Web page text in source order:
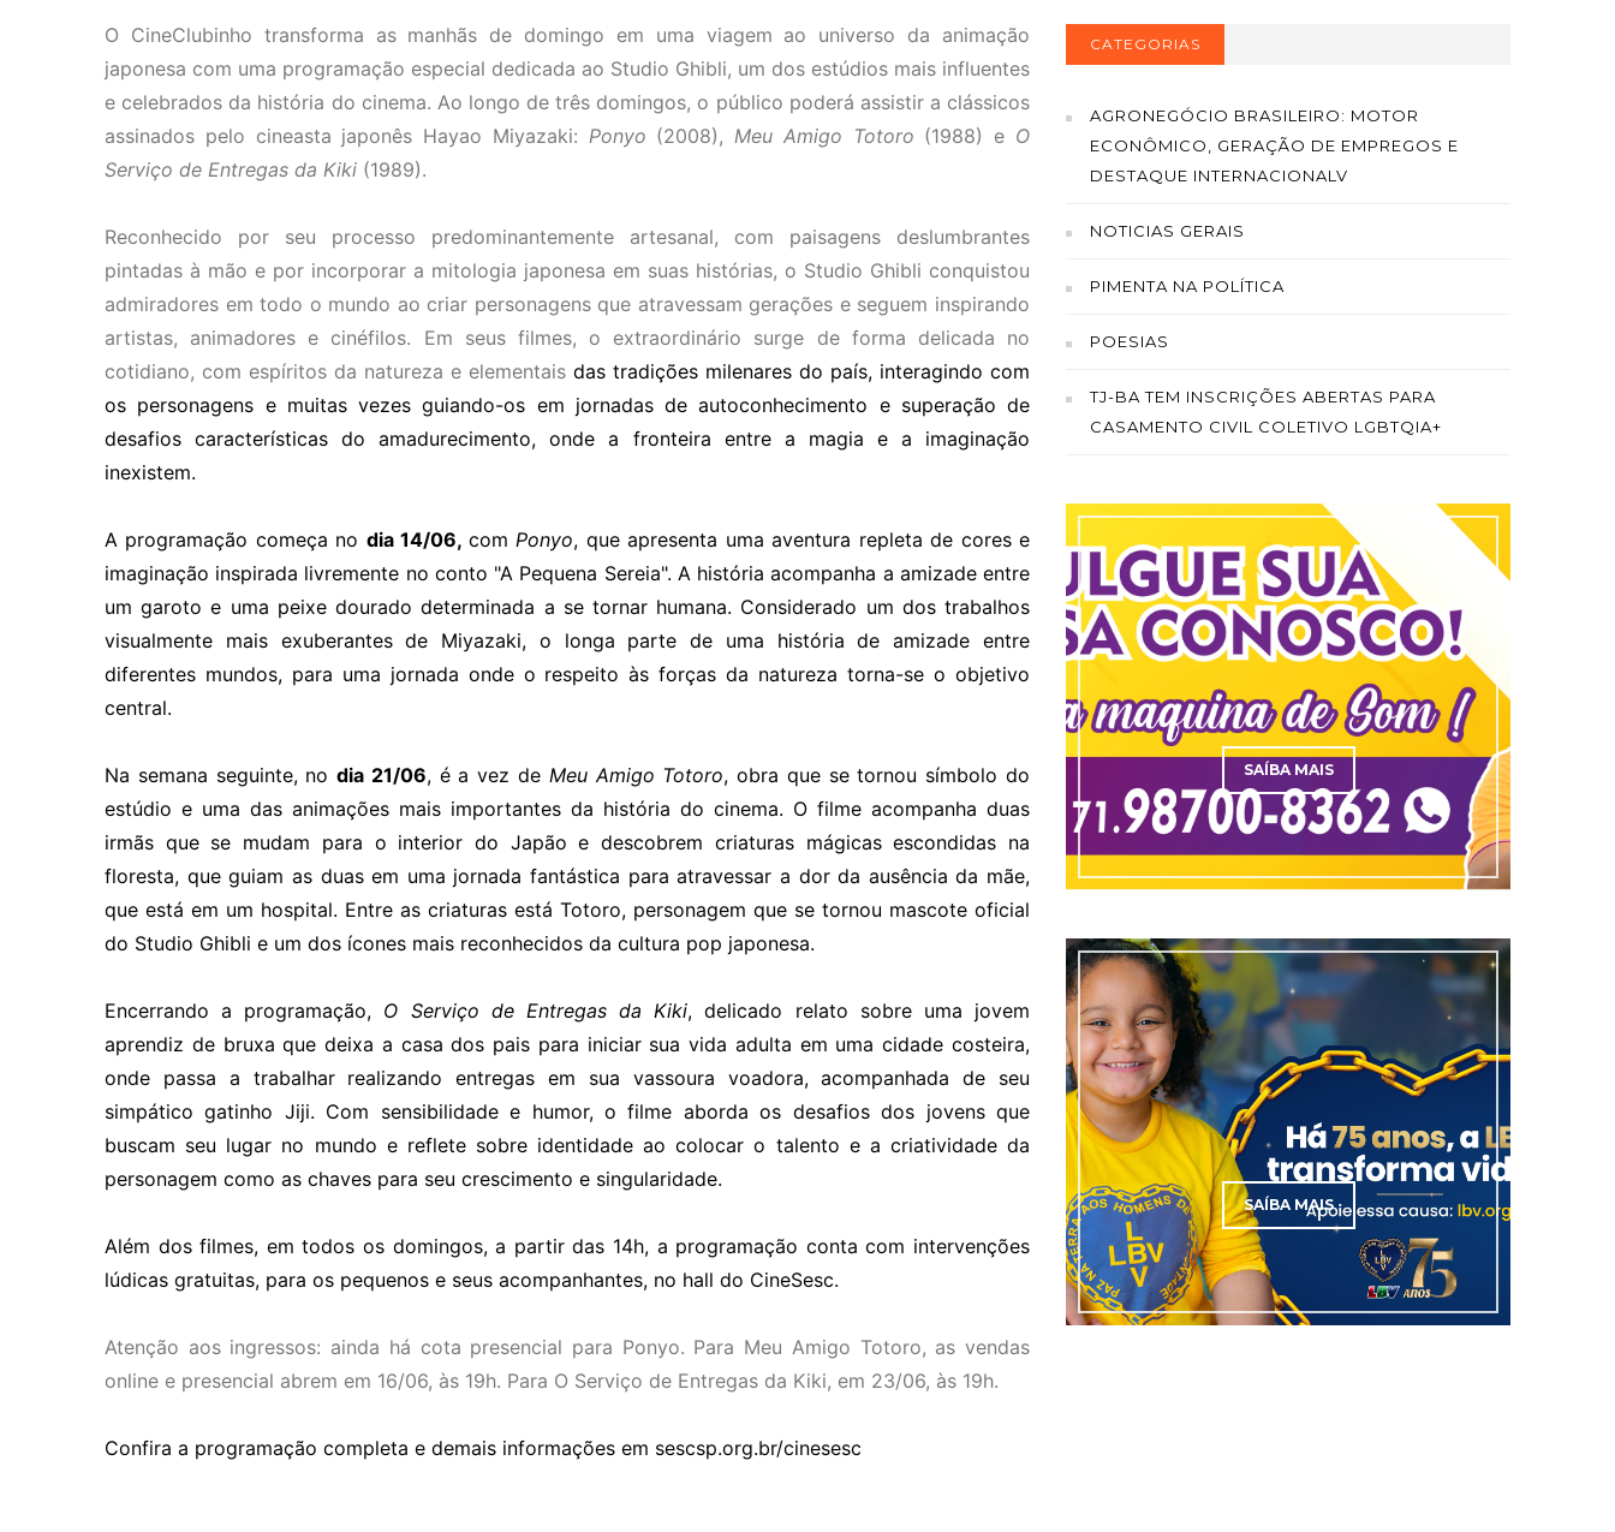
O CineClubinho transforma as manhãs de domingo em uma viagem ao universo da animação
japonesa com uma programação especial dedicada ao Studio Ghibli, um dos estúdios mais influentes
e celebrados da história do cinema. Ao longo de três domingos, o público poderá assistir a clássicos
assinados pelo cineasta japonês Hayao Miyazaki: Ponyo (2008), Meu Amigo Totoro (1988) e O
Serviço de Entregas da Kiki (1989).
Reconhecido por seu processo predominantemente artesanal, com paisagens deslumbrantes
pintadas à mão e por incorporar a mitologia japonesa em suas histórias, o Studio Ghibli conquistou
admiradores em todo o mundo ao criar personagens que atravessam gerações e seguem inspirando
artistas, animadores e cinéfilos. Em seus filmes, o extraordinário surge de forma delicada no
cotidiano, com espíritos da natureza e elementais das tradições milenares do país, interagindo com
os personagens e muitas vezes guiando-os em jornadas de autoconhecimento e superação de
desafios características do amadurecimento, onde a fronteira entre a magia e a imaginação
inexistem.
A programação começa no dia 14/06, com Ponyo, que apresenta uma aventura repleta de cores e
imaginação inspirada livremente no conto "A Pequena Sereia". A história acompanha a amizade entre
um garoto e uma peixe dourado determinada a se tornar humana. Considerado um dos trabalhos
visualmente mais exuberantes de Miyazaki, o longa parte de uma história de amizade entre
diferentes mundos, para uma jornada onde o respeito às forças da natureza torna-se o objetivo
central.
Na semana seguinte, nodia 21/06, é a vez de Meu Amigo Totoro, obra que se tornou símbolo do
estúdio e uma das animações mais importantes da história do cinema. O filme acompanha duas
irmãs que se mudam para o interior do Japão e descobrem criaturas mágicas escondidas na
floresta, que guiam as duas em uma jornada fantástica para atravessar a dor da ausência da mãe,
que está em um hospital. Entre as criaturas está Totoro, personagem que se tornou mascote oficial
do Studio Ghibli e um dos ícones mais reconhecidos da cultura pop japonesa.
Encerrando a programação, O Serviço de Entregas da Kiki, delicado relato sobre uma jovem
aprendiz de bruxa que deixa a casa dos pais para iniciar sua vida adulta em uma cidade costeira,
onde passa a trabalhar realizando entregas em sua vassoura voadora, acompanhada de seu
simpático gatinho Jiji. Com sensibilidade e humor, o filme aborda os desafios dos jovens que
buscam seu lugar no mundo e reflete sobre identidade ao colocar o talento e a criatividade da
personagem como as chaves para seu crescimento e singularidade.
Além dos filmes, em todos os domingos, a partir das 14h, a programação conta com intervenções
lúdicas gratuitas, para os pequenos e seus acompanhantes, no hall do CineSesc.
Atenção aos ingressos: ainda há cota presencial para Ponyo. Para Meu Amigo Totoro, as vendas
online e presencial abrem em 16/06, às 19h. Para O Serviço de Entregas da Kiki, em 23/06, às 19h.
Confira a programação completa e demais informações em sescsp.org.br/cinesesc
CATEGORIAS
AGRONEGÓCIO BRASILEIRO: MOTOR
ECONÔMICO, GERAÇÃO DE EMPREGOS E
DESTAQUE INTERNACIONALV
NOTICIAS GERAIS
PIMENTA NA POLÍTICA
POESIAS
TJ-BA TEM INSCRIÇÕES ABERTAS PARA
CASAMENTO CIVIL COLETIVO LGBTQIA+
SAÍBA MAIS
SAÍBA MAIS